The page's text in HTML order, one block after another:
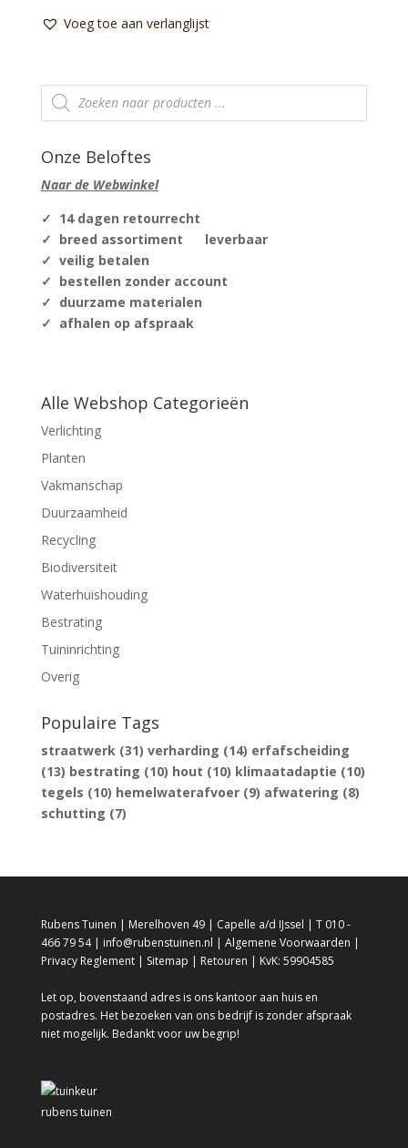
Voeg toe aan verlanglijst
Producten
zoeken
Onze Beloftes
Naar de Webwinkel
✓ 14 dagen retourrecht
✓ breed assortiment leverbaar
✓ veilig betalen
✓ bestellen zonder account
✓ duurzame materialen
✓ afhalen op afspraak
Alle Webshop Categorieën
Verlichting
Planten
Vakmanschap
Duurzaamheid
Recycling
Biodiversiteit
Waterhuishouding
Bestrating
Tuininrichting
Overig
Populaire Tags
straatwerk (31) verharding (14) erfafscheiding
(13) bestrating (10) hout (10) klimaatadaptie (10)
tegels (10) hemelwaterafvoer(9) afwatering (8)
schutting (7)
Rubens Tuinen | Merelhoven 49 | Capelle a/d IJssel | T 010 -
466 79 54 | info@rubenstuinen.nl | Algemene Voorwaarden |
Privacy Reglement| Sitemap | Retouren | KvK: 59904585
Let op, bovenstaand adres is ons kantoor aan huis en
postadres. Het bezoeken van ons bedrijf is zonder afspraak
niet mogelijk. Bedankt voor uw begrip!